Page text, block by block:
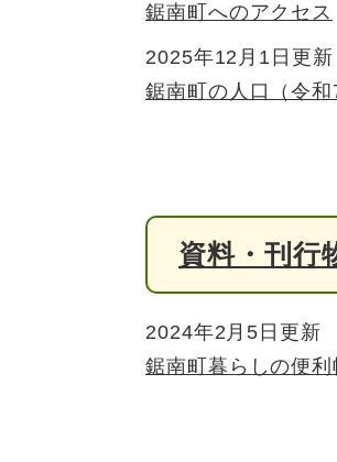
鋸南町へのアクセス
2025年12月1日更新
鋸南町の人口（令和
資料・刊行
2024年2月5日更新
鋸南町暮らしの便